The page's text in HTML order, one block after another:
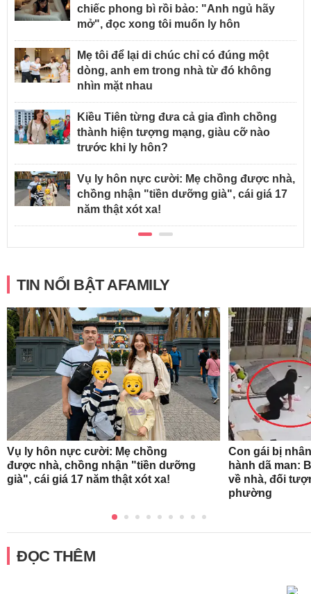
chiếc phong bì rồi bảo: "Anh ngủ hãy
mở", đọc xong tôi muốn ly hôn
Mẹ tôi để lại di chúc chỉ có đúng một
dòng, anh em trong nhà từ đó không
nhìn mặt nhau
Kiều Tiên từng đưa cả gia đình chồng
thành hiện tượng mạng, giàu cỡ nào
trước khi ly hôn?
Vụ ly hôn nực cười: Mẹ chồng được nhà,
chồng nhận "tiền dưỡng già", cái giá 17
năm thật xót xa!
TIN NỔI BẬT AFAMILY
Vụ ly hôn nực cười: Mẹ chồng
được nhà, chồng nhận "tiền dưỡng
già", cái giá 17 năm thật xót xa!
Con gái bị
hành dã man:
về nhà, đối
phường
ĐỌC THÊM